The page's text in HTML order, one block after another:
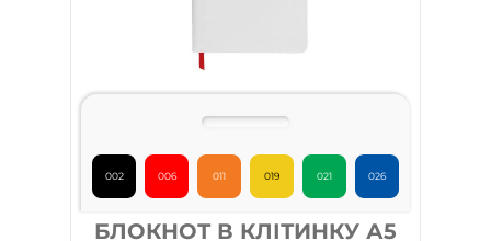
002 006 011 019 021 026
БЛОКНОТ В КЛІТИНКУ А5